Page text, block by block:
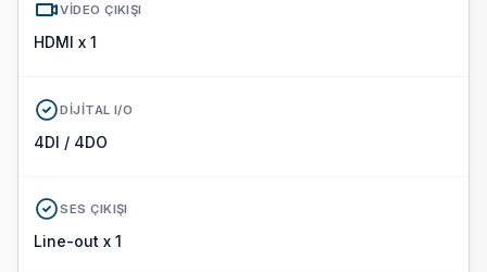
VIDEO ÇIKIŞI
HDMI x 1
DIJITAL I/O
4DI / 4DO
SES ÇIKIŞI
Line-out x 1